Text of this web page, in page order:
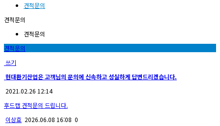
견적문의
견적문의
견적문의
견적문의
쓰기
현대환기산업은 고객님의 문의에 신속하고 성실하게 답변드리겠습니다.
2021.02.26 12:14
후드캡 견적문의 드립니다.
이상효 2026.06.08 16:08 0